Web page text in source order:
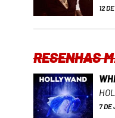
12
RESENHAS
7 DE